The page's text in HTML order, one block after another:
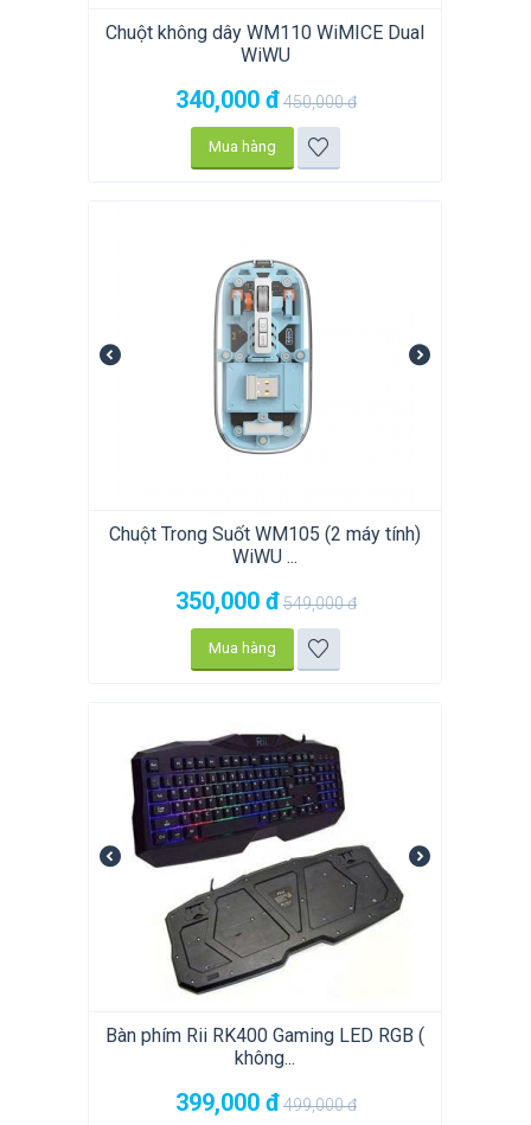
Chuột không dây WM110 WiMICE Dual
WiWU
340,000 đ450,000đ
Mua hàng
Chuột Trong Suốt WM105 (2 máy tính)
WiWU ...
350,000 đ549,000đ
Mua hàng
Bàn phím Rii RK400 Gaming LED RGB (
không...
399,000 đ499,000đ